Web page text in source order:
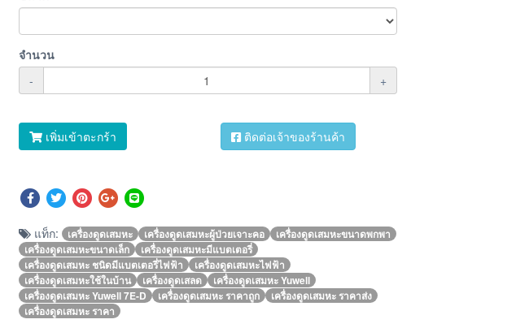
จำนวน
-
+
เพิ่มเข้าตะกร้า ติดต่อเจ้าของร้านค้า
แท็ก: เครื่องดูดเสมหะ เครื่องดูดเสมหะผู้ป่วยเจาะคอ
เครื่องดูดเสมหะขนาดพกพา
เครื่องดูดเสมหะขนาดเล็ก
เครื่องดูดเสมหะมีแบตเตอรี่
เครื่องดูดเสมหะ ชนิดมีแบตเตอรี่ไฟฟ้า
เครื่องดูดเสมหะไฟฟ้า
เครื่องดูดเสมหะใช้ในบ้าน
เครื่องดูดเสลด
เครื่องดูดเสมหะ Yuwell
เครื่องดูดเสมหะ Yuwell 7E-D
เครื่องดูดเสมหะ ราคาถูก
เครื่องดูดเสมหะ ราคาส่ง
เครื่องดูดเสมหะ ราคา